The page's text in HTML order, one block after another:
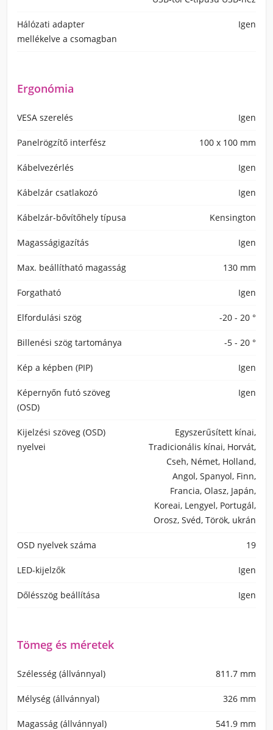
Hálózati adapter
mellékelve a csomagban
Igen
Ergonómia
VESA szerelés Igen
Panelrögzítő interfész 100 x 100 mm
Kábelvezérlés Igen
Kábelzár csatlakozó Igen
Kábelzár-bővítőhely típusa Kensington
Magasságigazítás Igen
Max. beállítható magasság 130 mm
Forgatható Igen
Elfordulási szög -20 - 20 °
Billenési szög tartománya -5 - 20 °
Kép a képben (PIP) Igen
Képernyőn futó szöveg
(OSD)
Igen
Kijelzési szöveg (OSD)
nyelvei
Egyszerűsített kínai,
Tradicionális kínai, Horvát,
Cseh, Német, Holland,
Angol, Spanyol, Finn,
Francia, Olasz, Japán,
Koreai, Lengyel, Portugál,
Orosz, Svéd, Török, ukrán
OSD nyelvek száma 19
LED-kijelzők Igen
Dőlésszög beállítása Igen
Tömeg és méretek
Szélesség (állvánnyal) 811.7 mm
Mélység (állvánnyal) 326 mm
Magasság (állvánnyal) 541.9 mm